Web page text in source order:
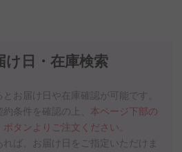
け日・在庫検索
お届け日や在庫確認が可能です。
条件を確認の上、 本ページ下部の
タンよりご注文ください。
ば、お届け日をご指定いただけま